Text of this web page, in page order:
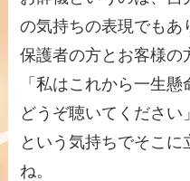
の気持ちの表現でもあ
保護者の方とお客様の
「私はこれから一生
どうぞ聴いてください」
という気持ちでそこ
ね。